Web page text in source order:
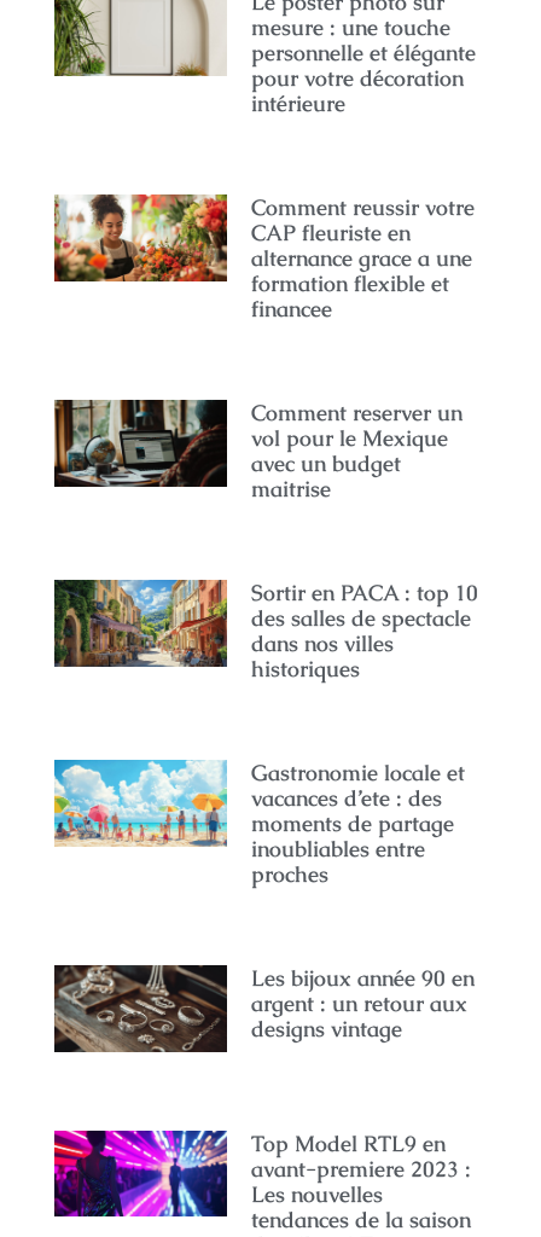
mesure : une touche
personnelle et élégante
pour votre décoration
intérieure
Comment reussir votre
CAP fleuriste en
alternance grace a une
formation flexible et
financee
Comment reserver un
vol pour le Mexique
avec un budget
maitrise
Sortir en PACA : top 10
des salles de spectacle
dans nos villes
historiques
Gastronomie locale et
vacances d’ete : des
moments de partage
inoubliables entre
proches
Les bijoux année 90 en
argent : un retour aux
designs vintage
Top Model RTL9 en
avant-premiere 2023 :
Les nouvelles
tendances de la saison